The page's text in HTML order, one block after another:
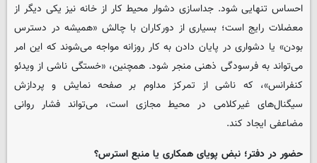
احساس تنهایی شود. جداسازی دشوار محیط کار از خانه نیز یکی دیگر از
معضلات رایج است؛ بسیاری از دورکاران با چالش «همیشه در دسترس
بودن» یا دشواری در پایان دادن به کار روزانه مواجه می‌شوند که این امر
می‌تواند به فرسودگی ذهنی منجر شود. همچنین، «خستگی ناشی از ویدئو
کنفرانس»، که ناشی از تمرکز مداوم بر صفحه نمایش و پردازش
سیگنال‌های غیرکلامی در محیط مجازی است، می‌تواند فشار روانی
مضاعفی ایجاد کند.
حضور در دفتر؛ نبض پویای همکاری یا منبع استرس؟